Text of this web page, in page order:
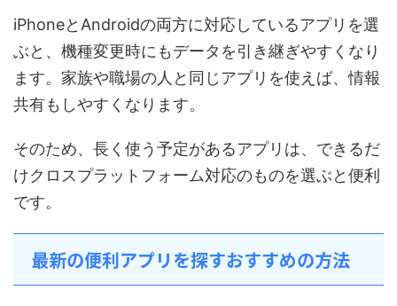
iPhoneとAndroidの両方に対応しているアプリを選
ぶと、機種変更時にもデータを引き継ぎやすくなり
ます。家族や職場の人と同じアプリを使えば、情報
共有もしやすくなります。
そのため、長く使う予定があるアプリは、できるだ
けクロスプラットフォーム対応のものを選ぶと便利
です。
最新の便利アプリを探すおすすめの方法